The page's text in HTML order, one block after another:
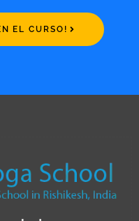
EL CURSO!